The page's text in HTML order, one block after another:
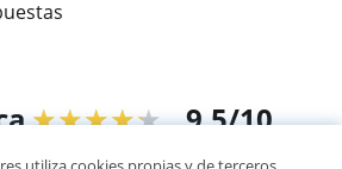
★★★★★ 9,5/10